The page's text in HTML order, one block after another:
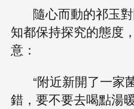
隨心而動的祁玉
知都保持探究的態度
意：
“附近新開了一家
錯，要不要去喝點湯